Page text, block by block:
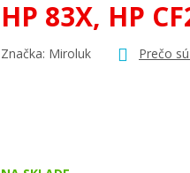
HP 83X, HP
Značka: Miroluk Prečo